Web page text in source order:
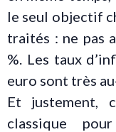
le seul objectif
traités : ne pas
%. Les taux
euro sont très
Et justement,
classique